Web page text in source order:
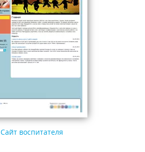
Сайт воспитателя